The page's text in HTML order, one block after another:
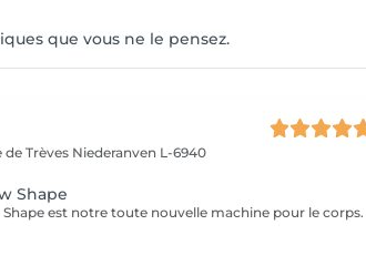
que vous ne le pensez.
de Trèves Niederanven L-6940
Shape